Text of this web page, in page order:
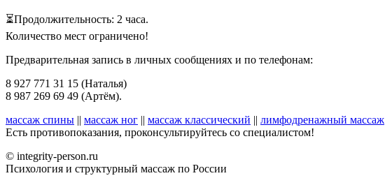
⏳Продолжительность: 2 часа.
Количество мест ограничено!
Предварительная запись в личных сообщениях и по телефонам:
8 927 771 31 15 (Наталья)
8 987 269 69 49 (Артём).
массаж спины || массаж ног || массаж классический || лимфодренажный массаж
Есть противопоказания, проконсультируйтесь со специалистом!
© integrity-person.ru
Психология и структурный массаж по России